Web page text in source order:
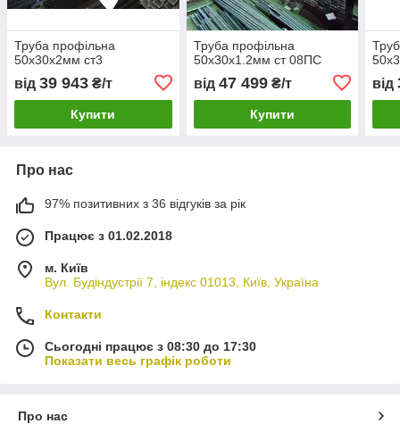
Труба профільна
50х30х2мм ст3
від 39 943 ₴/т
Купити
Труба профільна
50х30х1.2мм ст 08ПС
від 47 499₴/т
Купити
від
Про нас
97% позитивних з 36 відгуків за рік
Працює з 01.02.2018
м. Київ
Вул. Будіндустрії 7, індекс 01013, Київ, Україна
Контакти
Сьогодні працює з 08:30 до 17:30
Показати весь графік роботи
Про нас